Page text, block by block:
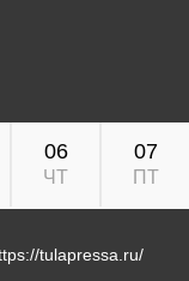
06
ЧТ
07
ПТ
tulapressa.ru/